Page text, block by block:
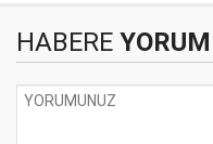
HABERE